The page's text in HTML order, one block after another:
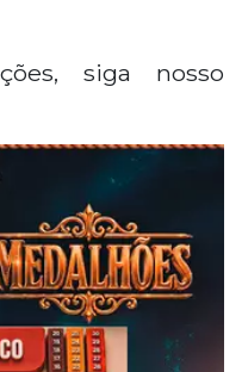
siga nosso